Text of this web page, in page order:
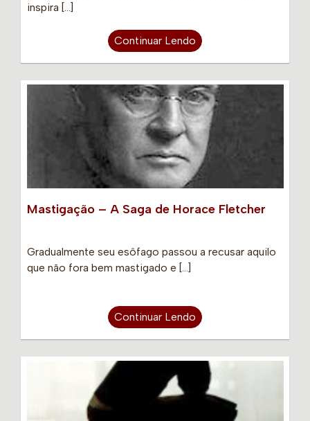
inspira […]
Continuar Lendo
Mastigação – A Saga de Horace Fletcher
Gradualmente seu esôfago passou a recusar aquilo
que não fora bem mastigado e […]
Continuar Lendo